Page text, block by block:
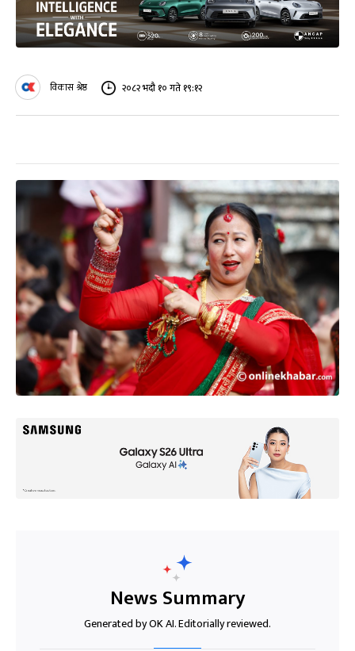
विकास श्रेष्ठ २०८२ भदौ १० गते १९:१२
News Summary
Generated by OK AI. Editorially reviewed.